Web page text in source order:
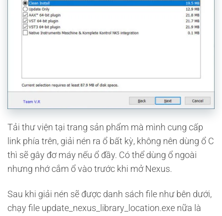
Tải thư viện tại trang sản phẩm mà mình cung cấp
link phía trên, giải nén ra ổ bất kỳ, không nên dùng ổ C
thì sẽ gây đơ máy nếu ổ đầy. Có thể dùng ổ ngoài
nhưng nhớ cắm ổ vào trước khi mở Nexus.
Sau khi giải nén sẽ được danh sách file như bên dưới,
chạy file update_nexus_library_location.exe nữa là